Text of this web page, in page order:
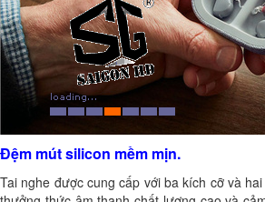
Đệm mút silicon mềm mịn.
Tai nghe được cung cấp với ba kích cỡ và